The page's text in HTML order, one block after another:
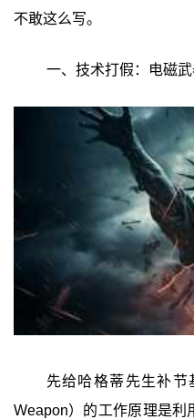
不敢这么写。
一、技术打假：电磁武
先给哈格蒂先生补节
Weapon）的工作原理是利